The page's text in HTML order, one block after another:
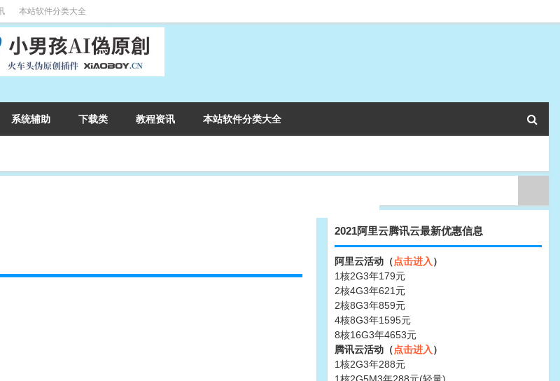
本站软件分类大全
系统辅助 下载类 教程资讯 本站软件分类大全
2021阿里云腾讯云最新优惠信息
阿里云活动（点击进入 ）
1核2G3年179元
2核4G3年621元
2核8G3年859元
4核8G3年1595元
8核16G3年4653元
腾讯云活动（点击进入 ）
1核2G3年288元